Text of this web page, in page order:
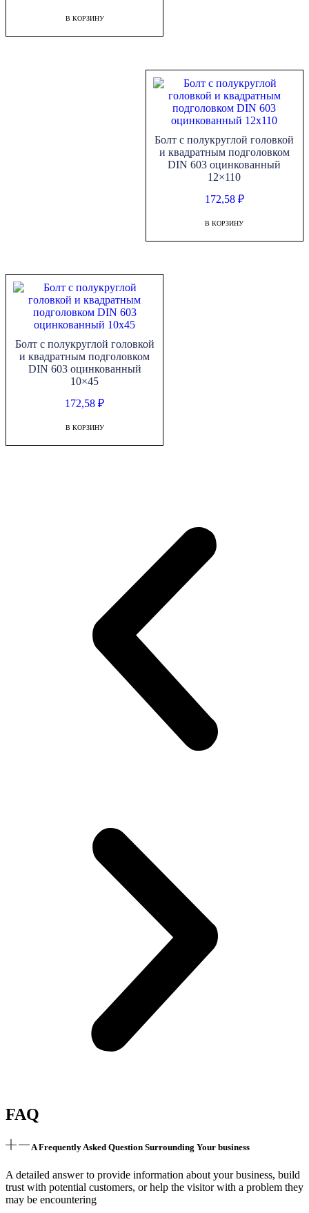
В КОРЗИНУ
Болт с полукруглой головкой
и квадратным подголовком
DIN 603 оцинкованный
12×110
172,58 ₽
В КОРЗИНУ
Болт с полукруглой головкой
и квадратным подголовком
DIN 603 оцинкованный
10×45
172,58₽
В КОРЗИНУ
FAQ
A Frequently Asked Question Surrounding Your business
A detailed answer to provide information about your business, build
trust with potential customers, or help the visitor with a problem they
may be encountering